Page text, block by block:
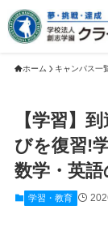
ホーム キャンパス一
【学習】
びを復習!
数学・英
学習・教育